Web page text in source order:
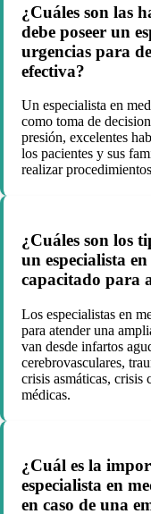
¿Cuáles son las
debe poseer un
urgencias para
efectiva?
Un especialista en
como toma de
presión, excelentes
los pacientes y sus
realizar
¿Cuáles son los
un especialista
capacitado para
Los especialistas en
para atender una
van desde infartos
cerebrovasculares,
crisis asmáticas, crisis
médicas.
¿Cuál es la
especialista en
en caso de una